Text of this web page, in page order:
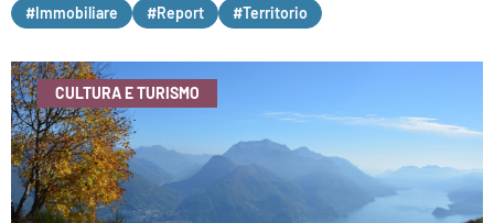
#Immobiliare #Report #Territorio
CULTURA E TURISMO